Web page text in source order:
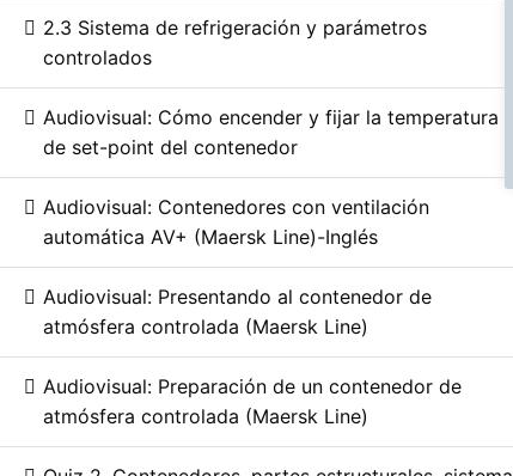
2.3 Sistema de refrigeración y parámetros
controlados
Audiovisual: Cómo encender y fijar la temperatura
de set-point del contenedor
Audiovisual: Contenedores con ventilación
automática AV+ (Maersk Line)-Inglés
Audiovisual: Presentando al contenedor de
atmósfera controlada (Maersk Line)
Audiovisual: Preparación de un contenedor de
atmósfera controlada (Maersk Line)